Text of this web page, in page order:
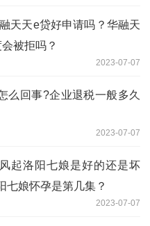
天天e贷好申请吗？华融天
被拒吗？
2023-07-07
么回事?企业退税一般多久
2023-07-07
起洛阳七娘是好的还是坏
七娘怀孕是第几集？
2023-07-07